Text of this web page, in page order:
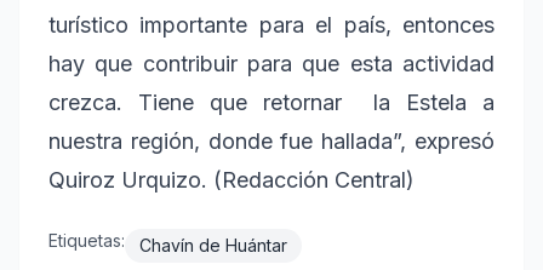
turístico importante para el país, entonces
hay que contribuir para que esta actividad
crezca. Tiene que retornar la Estela a
nuestra región, donde fue hallada”, expresó
Quiroz Urquizo. (Redacción Central)
Etiquetas: Chavín de Huántar